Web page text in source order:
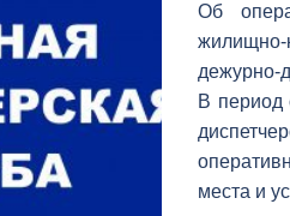
документов
планирования
Порядок
Об
дежурно-
В период
места и